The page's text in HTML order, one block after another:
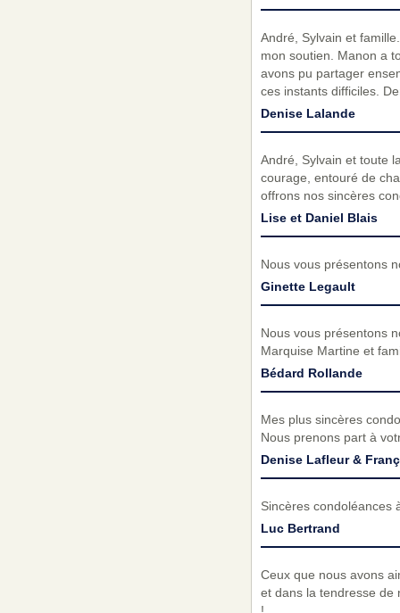
André, Sylvain et
mon soutien. Manon a
avons pu partager
ces instants difficiles.
Denise Lalande
André, Sylvain et toute
courage, entouré de
offrons nos sincères
Lise et Daniel Blais
Nous vous présentons
Ginette Legault
Nous vous présentons
Marquise Martine et
Bédard Rollande
Mes plus sincères
Nous prenons part à
Denise Lafleur &
Sincères condoléances
Luc Bertrand
Ceux que nous avons
et dans la tendresse de